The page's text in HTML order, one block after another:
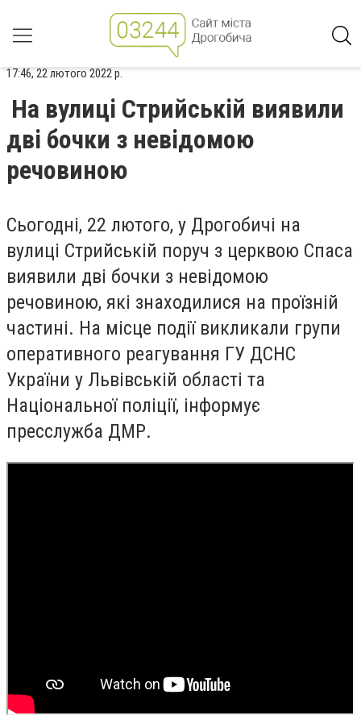
17:46, 22 лютого 2022 р.
На вулиці Стрийській виявили
дві бочки з невідомою
речовиною
Сьогодні, 22 лютого, у Дрогобичі на
вулиці Стрийській поруч з церквою Спаса
виявили дві бочки з невідомою
речовиною, які знаходилися на проїзній
частині. На місце події викликали групи
оперативного реагування ГУ ДСНС
України у Львівській області та
Національної поліції, інформує
пресслужба ДМР.